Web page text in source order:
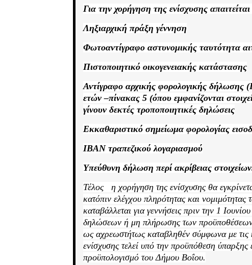
Για την χορήγηση της ενίσχυσης
Ληξιαρχική πράξη γέννηση
Φωτοαντίγραφο αστυνομικής ταυτότητα
Πιστοποιητικό οικογενειακής κατάστασης
Αντίγραφο αρχικής φορολογικής δήλωσης
ετών –πίνακας 5 (όπου εμφανίζονται
γίνουν δεκτές τροποποιητικές δηλώσεις
Εκκαθαριστικό σημείωμα φορολογίας
ΙΒΑΝ τραπεζικού λογαριασμού
Υπεύθυνη δήλωση περί ακρίβειας
Τέλος
η χορήγηση της ενίσχυσης θα
κατόπιν ελέγχου πληρότητας και
καταβάλλεται για γεννήσεις πριν την 1
δηλώσεων ή μη πλήρωσης των προϋποθέσεων
ως αχρεωστήτως καταβληθέν σύμφωνα με τις
ενίσχυσης τελεί υπό την προϋπόθεση
προϋπολογισμό του Δήμου Βοΐου.